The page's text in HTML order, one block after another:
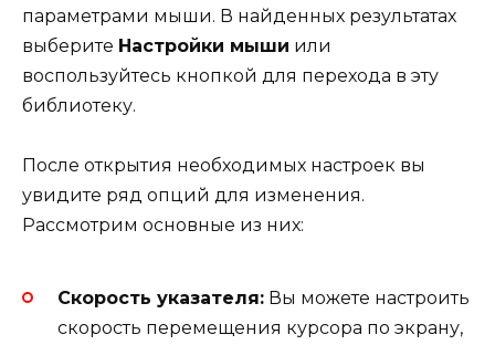
параметрами мыши. В найденных результатах
выберите Настройки мыши или
воспользуйтесь кнопкой для перехода в эту
библиотеку.
После открытия необходимых настроек вы
увидите ряд опций для изменения.
Рассмотрим основные из них:
Скорость указателя: Вы можете настроить
скорость перемещения курсора по экрану,